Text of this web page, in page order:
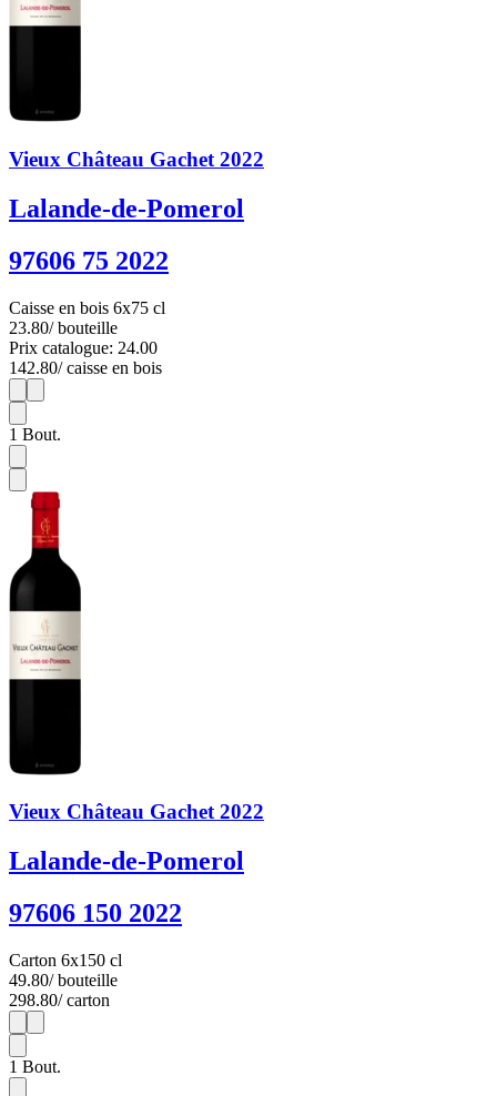
Vieux Château Gachet 2022
Lalande-de-Pomerol
97606 75 2022
Caisse en bois 6x75 cl
23.80/ bouteille
Prix catalogue: 24.00
142.80/ caisse en bois
1
1 Bout.
Vieux Château Gachet 2022
Lalande-de-Pomerol
97606 150 2022
Carton 6x150 cl
49.80/ bouteille
298.80/ carton
1
1 Bout.